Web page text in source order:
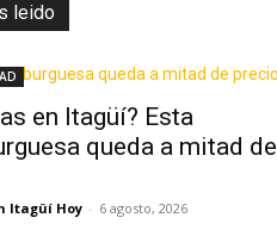
leidoTodo
en Itagüí? Esta
queda a mitad de
Itagüí Hoy - 6 agosto, 2026